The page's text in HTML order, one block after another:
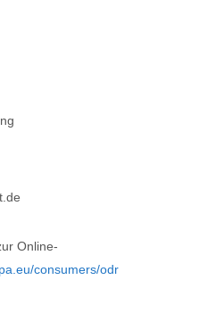
Online-
consumers/odr